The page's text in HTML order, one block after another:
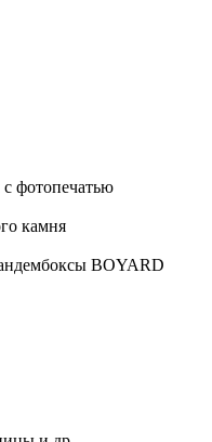
фотопечатью
камня
BOYARD